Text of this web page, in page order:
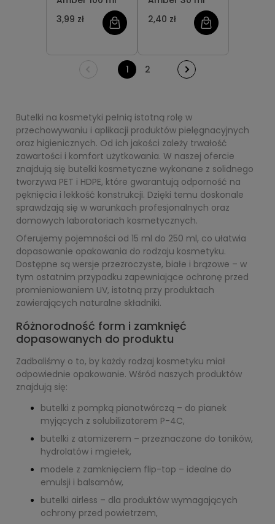
3,99 zł
2,40 zł
1 2
Butelki na kosmetyki pełnią istotną rolę w
przechowywaniu i aplikacji produktów pielęgnacyjnych
oraz higienicznych. Od ich jakości zależy trwałość
zawartości i komfort użytkowania. W naszej ofercie
znajdują się butelki kosmetyczne wykonane z solidnego
tworzywa PET i HDPE, które gwarantują odporność na
pęknięcia i lekkość konstrukcji. Dzięki temu doskonale
sprawdzają się w warunkach profesjonalnych oraz
domowych laboratoriach kosmetycznych.
Oferujemy pojemności od 15 ml do 250 ml, co ułatwia
dopasowanie opakowania do rodzaju kosmetyku.
Dostępne są wersje przezroczyste, białe i brązowe – w
tym ostatnim przypadku zapewniające ochronę przed
promieniowaniem UV, istotną przy produktach
zawierających naturalne składniki.
Różnorodność form i zamknięć
dopasowanych do produktu
Zadbaliśmy o to, by każdy rodzaj kosmetyku miał
odpowiednie opakowanie. Wśród naszych produktów
znajdują się:
butelki z pompką pianotwórczą – do pianek
myjących z solubilizatorem P-4C,
butelki z atomizerem – przeznaczone do toników,
hydrolatów i mgiełek,
modele z zamknięciem flip-top – idealne do
emulsji i balsamów,
butelki airless – dla produktów wymagających
ochrony przed powietrzem,